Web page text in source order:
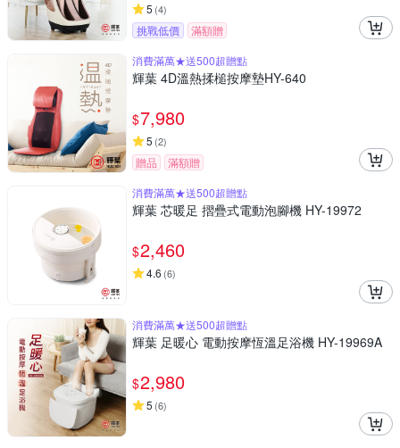
5 (4)
挑戰低價
滿額贈
消費滿萬★送500超贈點
輝葉 4D溫熱揉槌按摩墊HY-640
$7,980
5 (2)
贈品
滿額贈
消費滿萬★送500超贈點
輝葉 芯暖足 摺疊式電動泡腳機 HY-19972
$2,460
4.6 (6)
消費滿萬★送500超贈點
輝葉 足暖心 電動按摩恆溫足浴機 HY-19969A
$2,980
5 (6)